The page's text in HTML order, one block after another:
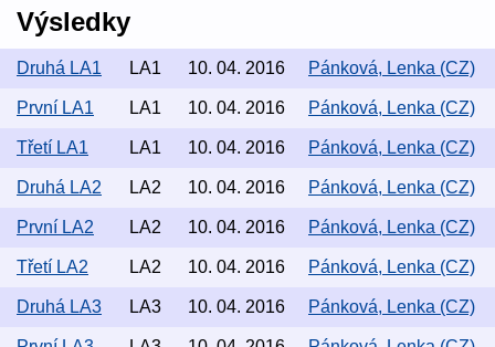
Výsledky
Druhá LA1 LA1 10. 04. 2016 Pánková, Lenka (CZ)
První LA1 LA1 10. 04. 2016 Pánková, Lenka (CZ)
Třetí LA1 LA1 10. 04. 2016 Pánková, Lenka (CZ)
Druhá LA2 LA2 10. 04. 2016 Pánková, Lenka (CZ)
První LA2 LA2 10. 04. 2016 Pánková, Lenka (CZ)
Třetí LA2 LA2 10. 04. 2016 Pánková, Lenka (CZ)
Druhá LA3 LA3 10. 04. 2016 Pánková, Lenka (CZ)